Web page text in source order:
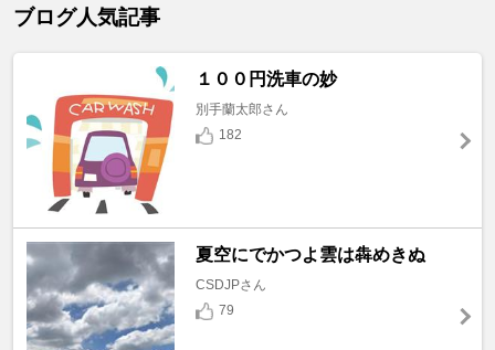
ブログ人気記事
１００円洗車の妙
別手蘭太郎さん
182
夏空にでかつよ雲は犇めきぬ
CSDJPさん
79